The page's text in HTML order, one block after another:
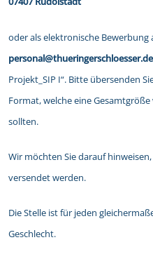
oder als elektronische Bewerbung
personal@thueringerschloesser.de
Projekt_SIP I“. Bitte übersenden
Format, welche eine
sollten.
Wir möchten Sie darauf
versendet werden.
Die Stelle ist für jeden
Geschlecht.